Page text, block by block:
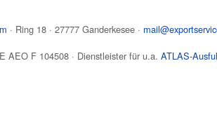
· Ring 18 ·27777 Ganderkesee ·
AEO F 104508 · Dienstleister für u.a.ATLAS-